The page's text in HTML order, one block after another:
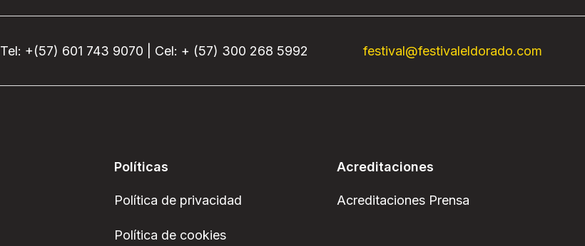
Tel: +(57) 601 743 9070 | Cel: + (57) 300 268 5992 festival@festivaleldorado.com
Políticas
Política de privacidad
Política de cookies
Acreditaciones
Acreditaciones Prensa